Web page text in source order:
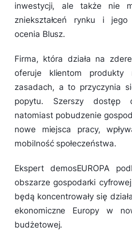
inwestycji, ale także nie
zniekształceń rynku i
ocenia Blusz.
Firma, która działa na
oferuje klientom produkty
zasadach, a to przyczynia
popytu. Szerszy
natomiast pobudzenie
nowe miejsca pracy,
mobilność społeczeństwa.
Ekspert demosEUROPA
obszarze gospodarki
będą koncentrowały się
ekonomiczne Europy w
budżetowej.